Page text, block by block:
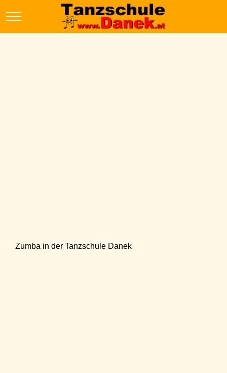
Mobile Menu Toggle
Zumba in der Tanzschule Danek